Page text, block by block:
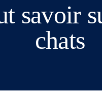
savoir
chats